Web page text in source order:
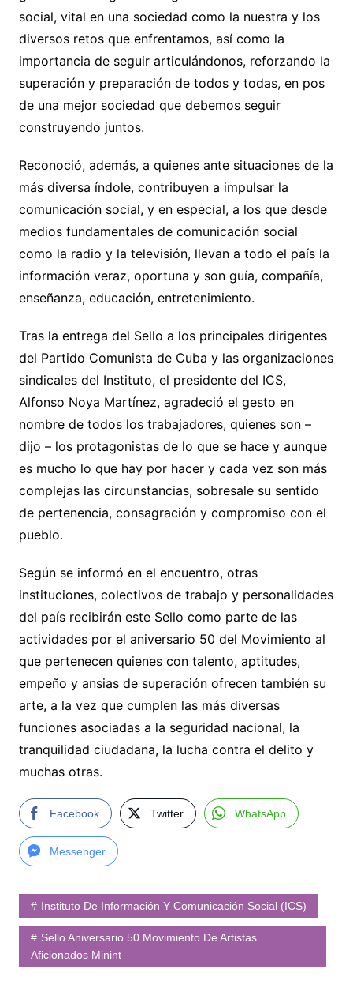
social, vital en una sociedad como la nuestra y los
diversos retos que enfrentamos, así como la
importancia de seguir articulándonos, reforzando la
superación y preparación de todos y todas, en pos
de una mejor sociedad que debemos seguir
construyendo juntos.
Reconoció, además, a quienes ante situaciones de la
más diversa índole, contribuyen a impulsar la
comunicación social, y en especial, a los que desde
medios fundamentales de comunicación social
como la radio y la televisión, llevan a todo el país la
información veraz, oportuna y son guía, compañía,
enseñanza, educación, entretenimiento.
Tras la entrega del Sello a los principales dirigentes
del Partido Comunista de Cuba y las organizaciones
sindicales del Instituto, el presidente del ICS,
Alfonso Noya Martínez, agradeció el gesto en
nombre de todos los trabajadores, quienes son –
dijo – los protagonistas de lo que se hace y aunque
es mucho lo que hay por hacer y cada vez son más
complejas las circunstancias, sobresale su sentido
de pertenencia, consagración y compromiso con el
pueblo.
Según se informó en el encuentro, otras
instituciones, colectivos de trabajo y personalidades
del país recibirán este Sello como parte de las
actividades por el aniversario 50 del Movimiento al
que pertenecen quienes con talento, aptitudes,
empeño y ansias de superación ofrecen también su
arte, a la vez que cumplen las más diversas
funciones asociadas a la seguridad nacional, la
tranquilidad ciudadana, la lucha contra el delito y
muchas otras.
Facebook Twitter WhatsApp
Messenger
Instituto De Información Y Comunicación Social (ICS)
Sello Aniversario 50 Movimiento De Artistas
Aficionados Minint